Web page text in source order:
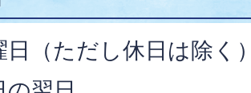
日（ただし休日は除く